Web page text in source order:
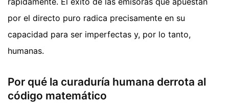
por el directo puro radica precisamente en su
capacidad para ser imperfectas y, por lo tanto,
humanas.
Por qué la curaduría humana derrota al
código matemático